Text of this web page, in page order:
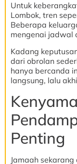
Untuk
Lombok, tren
Beberapa
mengenai jadwal
Kadang
dari obrolan
hanya bercanda
langsung, lalu
Penting
Jamaah